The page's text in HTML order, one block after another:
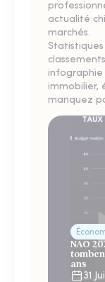
actualité
marchés.
infographie
immobilier,
manquez
NAO
ans
31